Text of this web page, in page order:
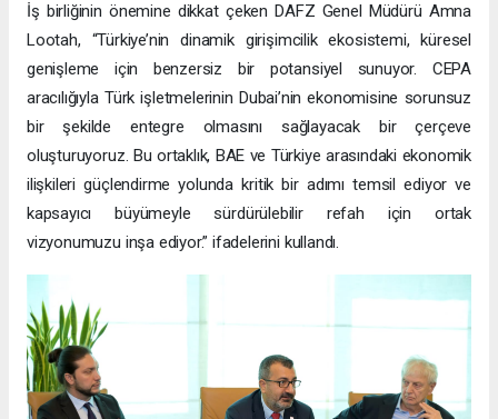
İş birliğinin önemine dikkat çeken DAFZ Genel Müdürü Amna
Lootah, “Türkiye’nin dinamik girişimcilik ekosistemi, küresel
genişleme için benzersiz bir potansiyel sunuyor. CEPA
aracılığıyla Türk işletmelerinin Dubai’nin ekonomisine sorunsuz
bir şekilde entegre olmasını sağlayacak bir çerçeve
oluşturuyoruz. Bu ortaklık, BAE ve Türkiye arasındaki ekonomik
ilişkileri güçlendirme yolunda kritik bir adımı temsil ediyor ve
kapsayıcı büyümeyle sürdürülebilir refah için ortak
vizyonumuzu inşa ediyor.” ifadelerini kullandı.